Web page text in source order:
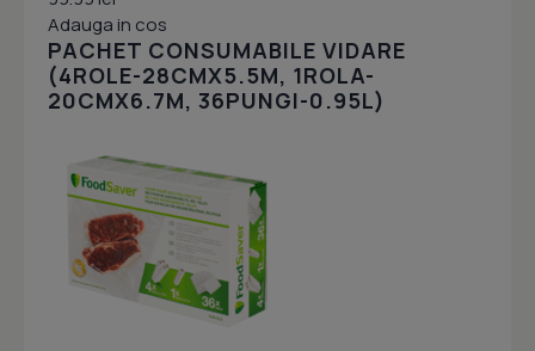
Adauga in cos
PACHET CONSUMABILE VIDARE
(4ROLE-28CMX5.5M, 1ROLA-
20CMX6.7M, 36PUNGI-0.95L)